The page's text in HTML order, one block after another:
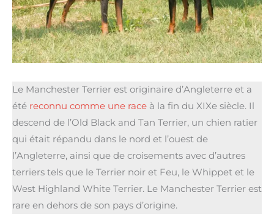
Le Manchester Terrier est originaire d’Angleterre et a
été reconnu comme une race à la fin du XIXe siècle. Il
descend de l’Old Black and Tan Terrier, un chien ratier
qui était répandu dans le nord et l’ouest de
l’Angleterre, ainsi que de croisements avec d’autres
terriers tels que le Terrier noir et Feu, le Whippet et le
West Highland White Terrier. Le Manchester Terrier est
rare en dehors de son pays d’origine.